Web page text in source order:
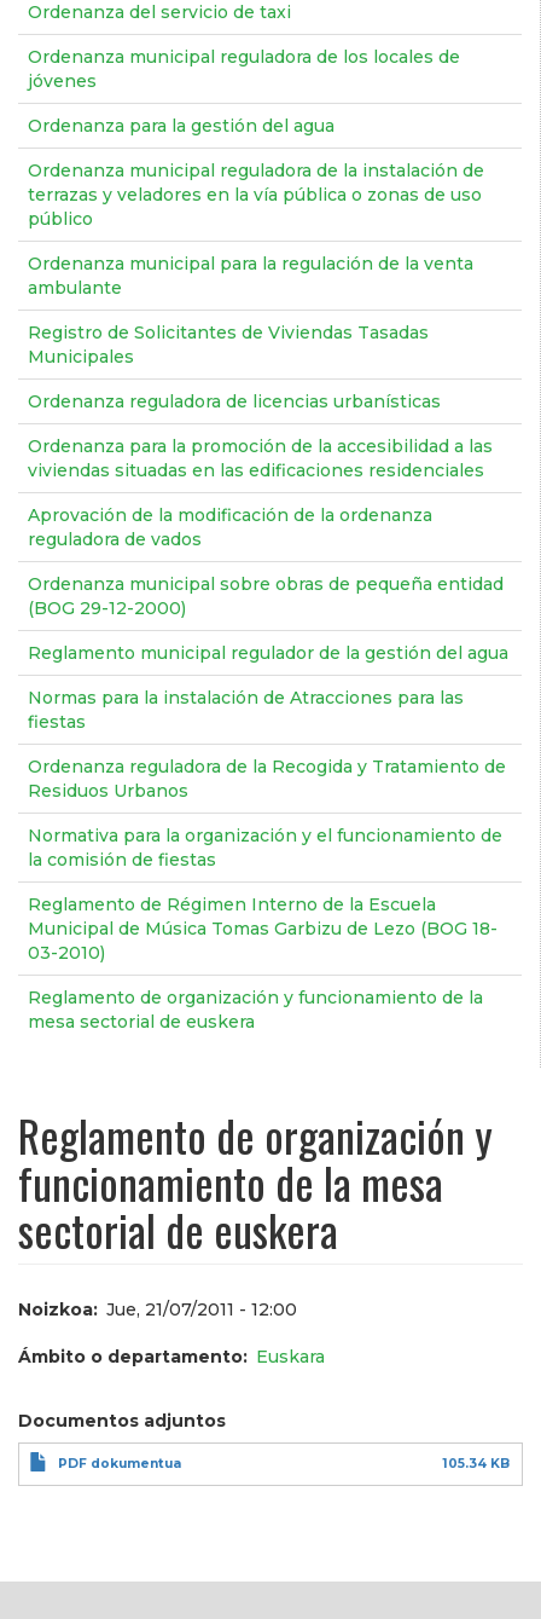
Ordenanza del servicio de taxi
Ordenanza municipal reguladora de los locales de
jóvenes
Ordenanza para la gestión del agua
Ordenanza municipal reguladora de la instalación de
terrazas y veladores en la vía pública o zonas de uso
público
Ordenanza municipal para la regulación de la venta
ambulante
Registro de Solicitantes de Viviendas Tasadas
Municipales
Ordenanza reguladora de licencias urbanísticas
Ordenanza para la promoción de la accesibilidad a las
viviendas situadas en las edificaciones residenciales
Aprovación de la modificación de la ordenanza
reguladora de vados
Ordenanza municipal sobre obras de pequeña entidad
(BOG 29-12-2000)
Reglamento municipal regulador de la gestión del agua
Normas para la instalación de Atracciones para las
fiestas
Ordenanza reguladora de la Recogida y Tratamiento de
Residuos Urbanos
Normativa para la organización y el funcionamiento de
la comisión de fiestas
Reglamento de Régimen Interno de la Escuela
Municipal de Música Tomas Garbizu de Lezo (BOG 18-
03-2010)
Reglamento de organización y funcionamiento de la
mesa sectorial de euskera
Reglamento de organización y
funcionamiento de la mesa
sectorial de euskera
Noizkoa Jue, 21/07/2011 - 12:00
Ámbito o departamento Euskara
Documentos adjuntos
PDF dokumentua 105.34 KB